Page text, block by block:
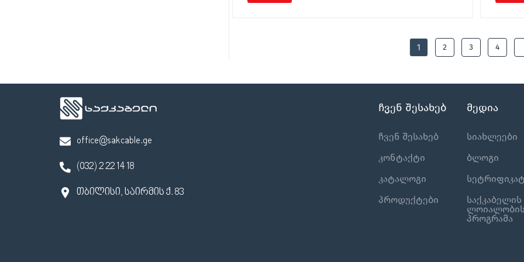
1 2 3 4
office@sakcable.ge
(032) 2 22 14 18
თბილისი, საირმის ქ. 83
ჩვენ შესახებ
ჩვენ შესახებ
კონტაქტი
კატალოგი
პროდუქტები
მედია
სიახლეები
ბლოგი
საქკაბელის
ლოიალობის
პროგრამა